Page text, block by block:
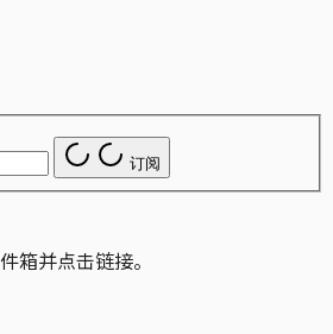
订阅
箱并点击链接。